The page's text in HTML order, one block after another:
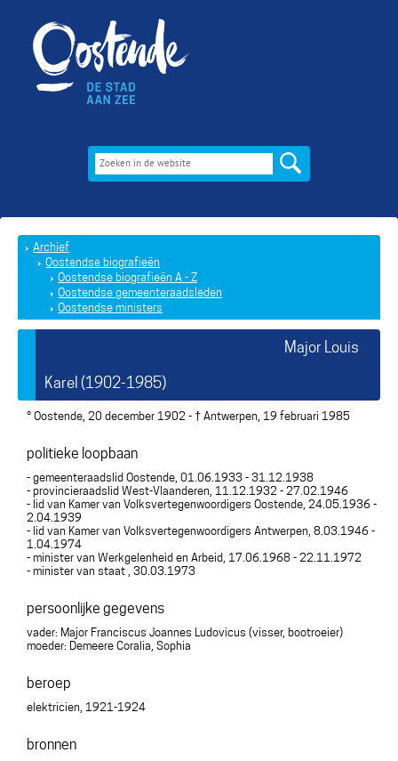
Archief
Oostendse biografieën
Oostendse biografieën A - Z
Oostendse gemeenteraadsleden
Oostendse ministers
Major Louis
Karel (1902-1985)
° Oostende, 20 december 1902 - † Antwerpen, 19 februari 1985
politieke loopbaan
- gemeenteraadslid Oostende, 01.06.1933 - 31.12.1938
- provincieraadslid West-Vlaanderen, 11.12.1932 - 27.02.1946
- lid van Kamer van Volksvertegenwoordigers Oostende, 24.05.1936 -
2.04.1939
- lid van Kamer van Volksvertegenwoordigers Antwerpen, 8.03.1946 -
1.04.1974
- minister van Werkgelenheid en Arbeid, 17.06.1968 - 22.11.1972
- minister van staat , 30.03.1973
persoonlijke gegevens
vader: Major Franciscus Joannes Ludovicus (visser, bootroeier)
moeder: Demeere Coralia, Sophia
beroep
elektricien, 1921-1924
bronnen